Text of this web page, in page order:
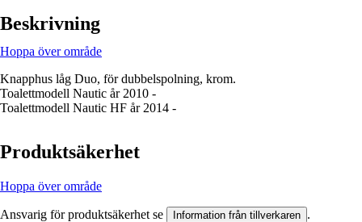
Beskrivning
Hoppa över område
Knapphus låg Duo, för dubbelspolning, krom.
Toalettmodell Nautic år 2010 -
Toalettmodell Nautic HF år 2014 -
Produktsäkerhet
Hoppa över område
Ansvarig för produktsäkerhet se Information från tillverkaren .